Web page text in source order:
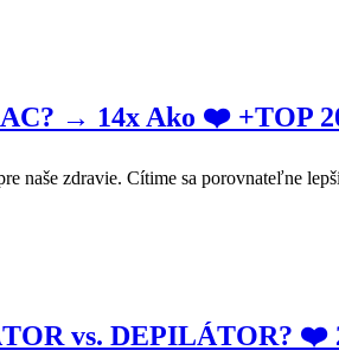
→ 14x Ako ❤️ +TOP
naše zdravie. Cítime sa porovnateľne
vs. DEPILÁTOR? ❤️